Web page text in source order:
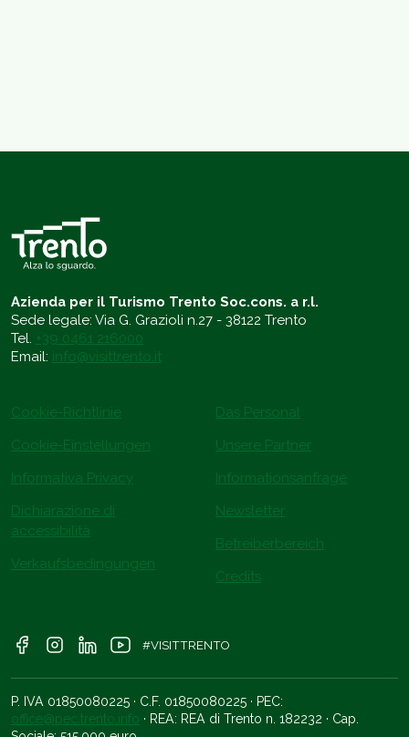
Azienda per il Turismo Trento Soc.cons. a r.l.
Sede legale: Via G. Grazioli n.27 - 38122 Trento
Tel. +39 0461 216000
Email: info@visittrento.it
Cookie-Richtlinie
Cookie-Einstellungen
Informativa Privacy
Dichiarazione di
accessibilità
Verkaufsbedingungen
Das Personal
Unsere Partner
Informationsanfrage
Newsletter
Betreiberbereich
Credits
#VISITTRENTO
P. IVA 01850080225 · C.F. 01850080225 · PEC:
office@pec.trento.info · REA: REA di Trento n. 182232 · Cap.